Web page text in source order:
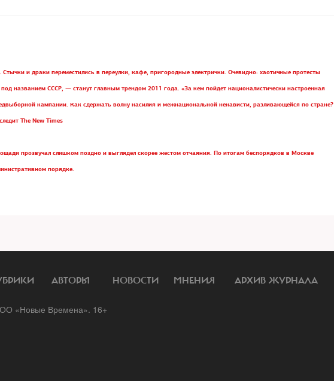
и драки переместились в переулки, кафе, пригородные электрички. Очевидно: хаотичные протесты
названием СССР, — станут главным трендом 2011 года. «За кем пойдет националистически настроенная
кампании. Как сдержать волну насилия и межнациональной ненависти, разливающейся по стране?
The New Times
прозвучал слишком поздно и выглядел скорее жестом отчаяния. По итогам беспорядков в Москве
порядке.
АВТОРЫ НОВОСТИ МНЕНИЯ АРХИВ ЖУРНАЛА
«Новые Времена». 16+